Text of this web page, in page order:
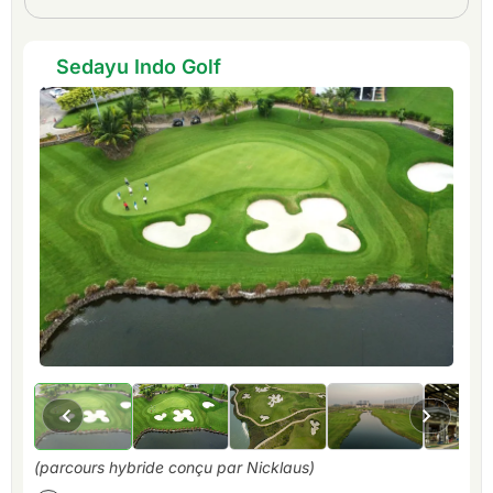
Sedayu Indo Golf
(parcours hybride conçu par Nicklaus)